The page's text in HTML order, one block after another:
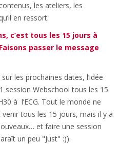
les ateliers, les
en ressort.
c’est tous les 15 jours à
passer le message
sur les prochaines dates, l’idée
session Webschool tous les 15
à l’ECG. Tout le monde ne
tous les 15 jours, mais il y a
et faire une session
un peu "Just" :)).